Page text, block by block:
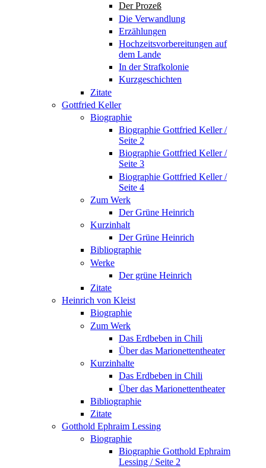
Der Prozeß
Die Verwandlung
Erzählungen
Hochzeitsvorbereitungen auf
dem Lande
In der Strafkolonie
Kurzgeschichten
Zitate
Gottfried Keller
Biographie
Biographie Gottfried Keller /
Seite 2
Biographie Gottfried Keller /
Seite 3
Biographie Gottfried Keller /
Seite 4
Zum Werk
Der Grüne Heinrich
Kurzinhalt
Der Grüne Heinrich
Bibliographie
Werke
Der grüne Heinrich
Zitate
Heinrich von Kleist
Biographie
Zum Werk
Das Erdbeben in Chili
Über das Marionettentheater
Kurzinhalte
Das Erdbeben in Chili
Über das Marionettentheater
Bibliographie
Zitate
Gotthold Ephraim Lessing
Biographie
Biographie Gotthold Ephraim
Lessing / Seite 2